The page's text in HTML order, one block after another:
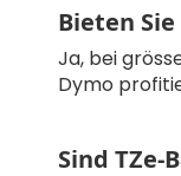
Bieten
Ja, bei
Dymo
Sind TZe-